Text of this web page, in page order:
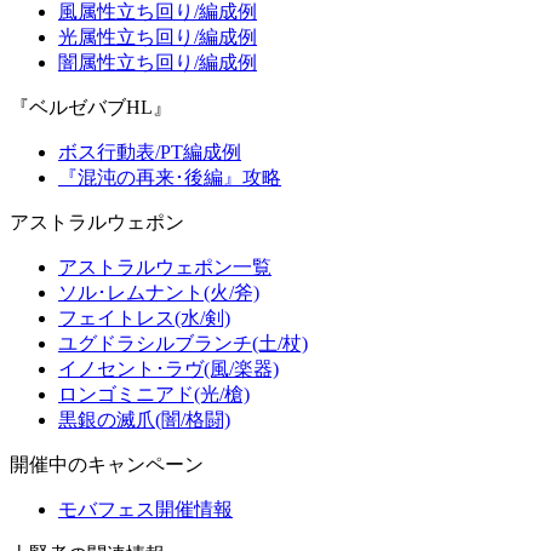
風属性立ち回り/編成例
光属性立ち回り/編成例
闇属性立ち回り/編成例
『ベルゼバブHL』
ボス行動表/PT編成例
『混沌の再来･後編』攻略
アストラルウェポン
アストラルウェポン一覧
ソル･レムナント(火/斧)
フェイトレス(水/剣)
ユグドラシルブランチ(土/杖)
イノセント･ラヴ(風/楽器)
ロンゴミニアド(光/槍)
黒銀の滅爪(闇/格闘)
開催中のキャンペーン
モバフェス開催情報